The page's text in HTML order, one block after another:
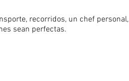
recorridos, un chef personal,
sean perfectas.